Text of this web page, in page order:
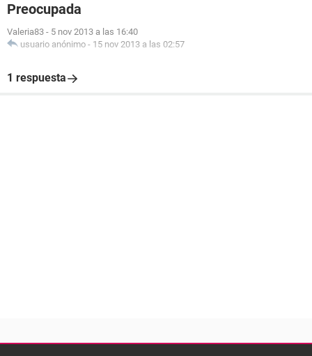
Preocupada
Valeria83 - 5 nov 2013 a las 16:40
usuario anónimo - 15 nov 2013 a las 02:57
1 respuesta